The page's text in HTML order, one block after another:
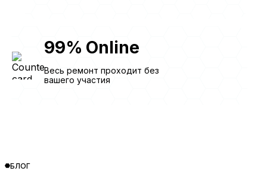
99% Online
Весь ремонт проходит без
вашего участия
БЛОГ